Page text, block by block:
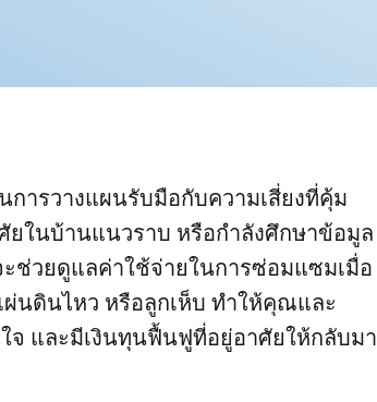
ารวางแผนรับมือกับความเสี่ยงที่คุ้ม
ในบ้านแนวราบ หรือกำลังศึกษาข้อมูล
ช่วยดูแลค่าใช้จ่ายในการซ่อมแซมเมื่อ
นดินไหว หรือลูกเห็บ ทำให้คุณและ
จ และมีเงินทุนฟื้นฟูที่อยู่อาศัยให้กลับมา